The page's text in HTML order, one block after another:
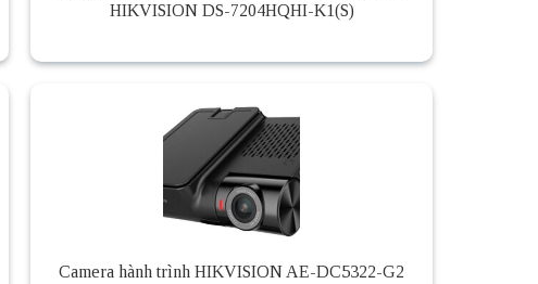
HIKVISION DS-7204HQHI-K1(S)
Camera hành trình HIKVISION AE-DC5322-G2